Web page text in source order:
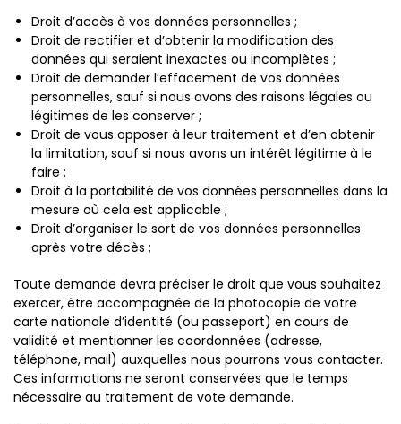
Droit d’accès à vos données personnelles ;
Droit de rectifier et d’obtenir la modification des
données qui seraient inexactes ou incomplètes ;
Droit de demander l’effacement de vos données
personnelles, sauf si nous avons des raisons légales ou
légitimes de les conserver ;
Droit de vous opposer à leur traitement et d’en obtenir
la limitation, sauf si nous avons un intérêt légitime à le
faire ;
Droit à la portabilité de vos données personnelles dans la
mesure où cela est applicable ;
Droit d’organiser le sort de vos données personnelles
après votre décès ;
Toute demande devra préciser le droit que vous souhaitez
exercer, être accompagnée de la photocopie de votre
carte nationale d’identité (ou passeport) en cours de
validité et mentionner les coordonnées (adresse,
téléphone, mail) auxquelles nous pourrons vous contacter.
Ces informations ne seront conservées que le temps
nécessaire au traitement de vote demande.